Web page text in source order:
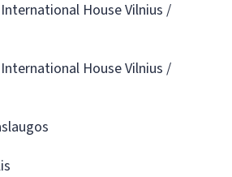
House Vilnius /
House Vilnius /